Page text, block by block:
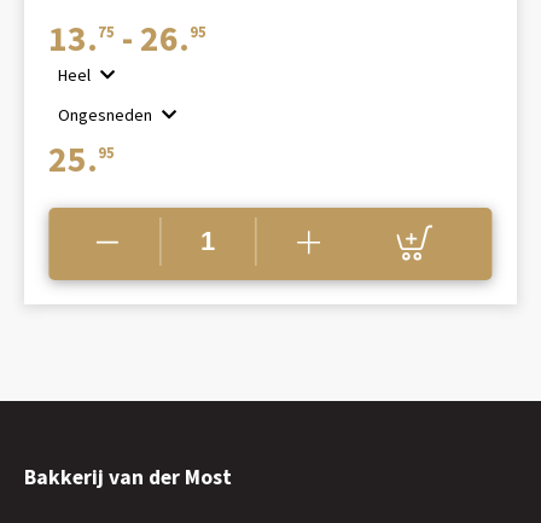
13. 75 - 26. 95
Heel
Ongesneden
25. 95
Bakkerij van der Most